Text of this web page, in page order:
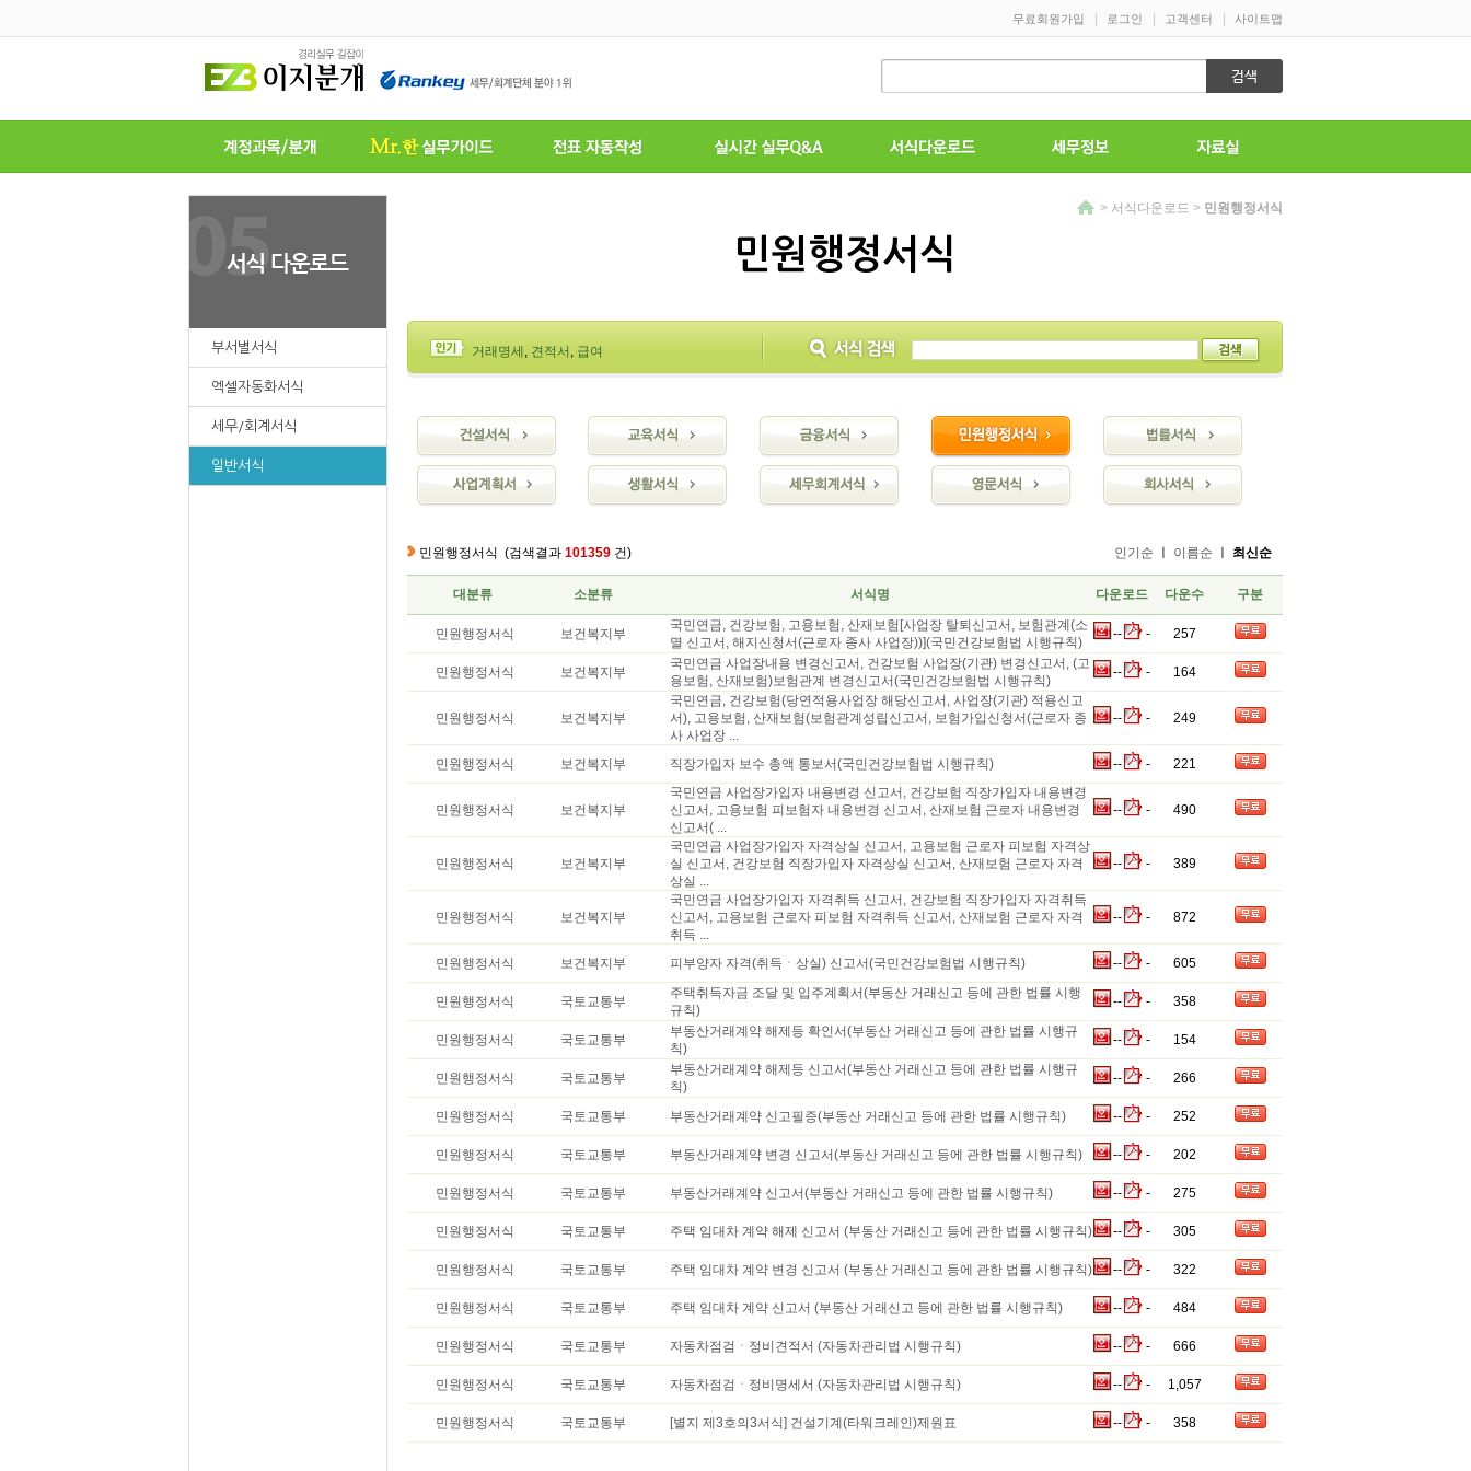
부서별서식
엑셀자동화서식
세무/회계서식
일반서식
> 서식다운로드 > 민원행정서식
민원행정서식
거래명세 , 견적서 , 급여
민원행정서식 (검색결과 101359 건) 인기순 이름순 최신순
대분류 소분류 서식명 다운로드 다운수 구분
민원행정서식 보건복지부
국민연금, 건강보험, 고용보험, 산재보험[사업장 탈퇴신고서, 보험관계(소
멸 신고서, 해지신청서(근로자 종사 사업장))](국민건강보험법 시행규칙)
-- - 257
민원행정서식 보건복지부
국민연금 사업장내용 변경신고서, 건강보험 사업장(기관) 변경신고서, (고
용보험, 산재보험)보험관계 변경신고서(국민건강보험법 시행규칙)
-- - 164
민원행정서식 보건복지부
국민연금, 건강보험(당연적용사업장 해당신고서, 사업장(기관) 적용신고
서), 고용보험, 산재보험(보험관계성립신고서, 보험가입신청서(근로자 종
사 사업장 ...
-- - 249
민원행정서식 보건복지부 직장가입자 보수 총액 통보서(국민건강보험법 시행규칙) -- - 221
민원행정서식 보건복지부
국민연금 사업장가입자 내용변경 신고서, 건강보험 직장가입자 내용변경
신고서, 고용보험 피보험자 내용변경 신고서, 산재보험 근로자 내용변경
신고서( ...
-- - 490
민원행정서식 보건복지부
국민연금 사업장가입자 자격상실 신고서, 고용보험 근로자 피보험 자격상
실 신고서, 건강보험 직장가입자 자격상실 신고서, 산재보험 근로자 자격
상실 ...
-- - 389
민원행정서식 보건복지부
국민연금 사업장가입자 자격취득 신고서, 건강보험 직장가입자 자격취득
신고서, 고용보험 근로자 피보험 자격취득 신고서, 산재보험 근로자 자격
취득 ...
-- - 872
민원행정서식 보건복지부 피부양자 자격(취득ㆍ상실) 신고서(국민건강보험법 시행규칙) -- - 605
민원행정서식 국토교통부
주택취득자금 조달 및 입주계획서(부동산 거래신고 등에 관한 법률 시행
규칙)
-- - 358
민원행정서식 국토교통부
부동산거래계약 해제등 확인서(부동산 거래신고 등에 관한 법률 시행규
칙)
-- - 154
민원행정서식 국토교통부
부동산거래계약 해제등 신고서(부동산 거래신고 등에 관한 법률 시행규
칙)
-- - 266
민원행정서식 국토교통부 부동산거래계약 신고필증(부동산 거래신고 등에 관한 법률 시행규칙) -- - 252
민원행정서식 국토교통부 부동산거래계약 변경 신고서(부동산 거래신고 등에 관한 법률 시행규칙) -- - 202
민원행정서식 국토교통부 부동산거래계약 신고서(부동산 거래신고 등에 관한 법률 시행규칙) -- - 275
민원행정서식 국토교통부 주택 임대차 계약 해제 신고서 (부동산 거래신고 등에 관한 법률 시행규칙) -- - 305
민원행정서식 국토교통부 주택 임대차 계약 변경 신고서 (부동산 거래신고 등에 관한 법률 시행규칙) -- - 322
민원행정서식 국토교통부 주택 임대차 계약 신고서 (부동산 거래신고 등에 관한 법률 시행규칙) -- - 484
민원행정서식 국토교통부 자동차점검ㆍ정비견적서 (자동차관리법 시행규칙) -- - 666
민원행정서식 국토교통부 자동차점검ㆍ정비명세서 (자동차관리법 시행규칙) -- - 1,057
민원행정서식 국토교통부 [별지 제3호의3서식] 건설기계(타워크레인)제원표 -- - 358